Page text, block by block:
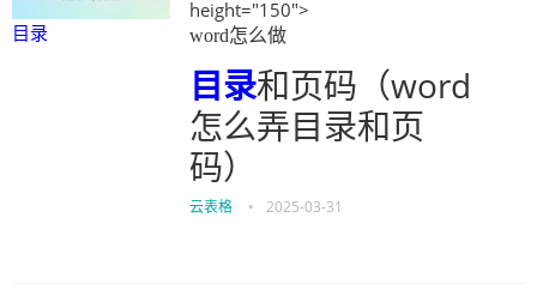
目录
height="150">
word怎么做
目录和页码（word
怎么弄目录和页
码）
云表格 • 2025-03-31